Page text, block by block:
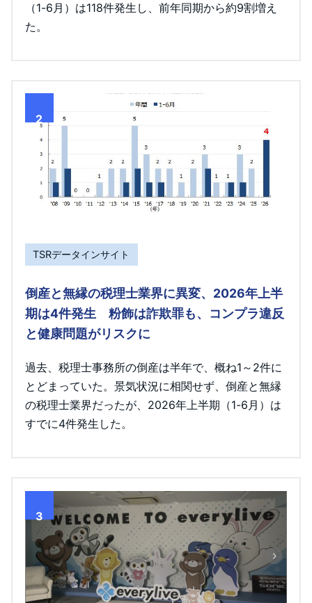
（1-6月）は118件発生し、前年同期から約9割増え
た。
2
TSRデータインサイト
倒産と無縁の税理士業界に異変、2026年上半
期は4件発生 粉飾は詐欺罪も、コンプラ違反
と健康問題がリスクに
過去、税理士事務所の倒産は半年で、概ね1～2件に
とどまっていた。景気状況に相関せず、倒産と無縁
の税理士業界だったが、2026年上半期（1-6月）は
すでに4件発生した。
3